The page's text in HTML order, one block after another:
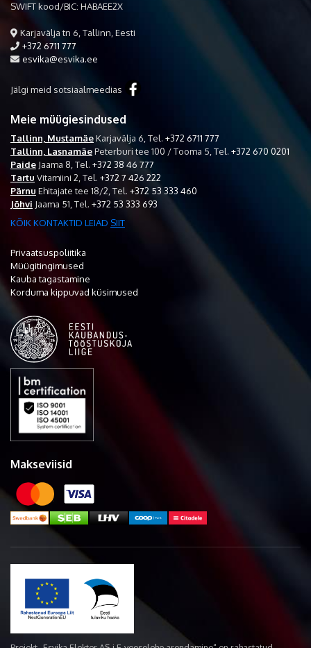
SWIFT kood/BIC: HABAEE2X
Karjavälja tn 6, Tallinn, Eesti
+372 6711 777
esvika@esvika.ee
Jälgi meid sotsiaalmeedias
Meie müügiesindused
Tallinn, MustamäeKarjavälja 6, Tel. +372 6711 777
Tallinn, LasnamäePeterburi tee 100 / Tooma 5, Tel. +372 670 0201
Paide Jaama 8, Tel. +372 38 46 777
Tartu Vitamiini 2, Tel. +372 7 426 222
Pärnu Ehitajate tee 18/2, Tel. +372 53 333 460
Jõhvi Jaama 51, Tel. +372 53 333 693
KÕIK KONTAKTID LEIAD SIIT
Privaatsuspoliitika
Müügitingimused
Kauba tagastamine
Korduma kippuvad küsimused
Makseviisid